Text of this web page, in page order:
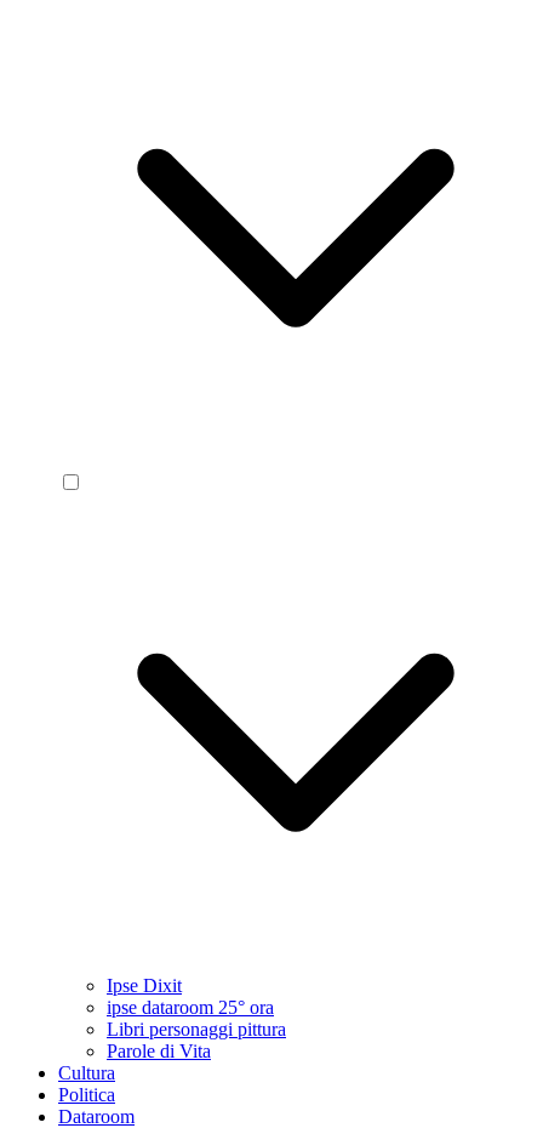
Ipse Dixit
ipse dataroom 25° ora
Libri personaggi pittura
Parole di Vita
Cultura
Politica
Dataroom